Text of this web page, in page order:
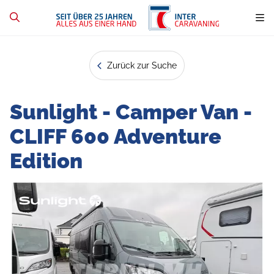
Zurück zur Suche
Sunlight - Camper Van -
CLIFF 600 Adventure
Edition